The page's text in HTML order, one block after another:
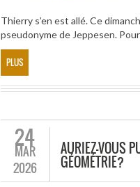
Thierry s’en est allé. Ce
pseudonyme de Jeppesen.
PLUS
24
MAR
2026
AURIEZ-VOUS
GÉOMÉTRIE?